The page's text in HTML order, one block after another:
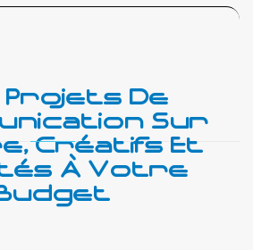
Projets De
Sur
Créatifs Et
À Votre